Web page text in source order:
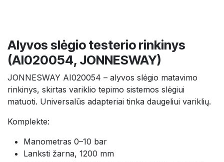
Alyvos slėgio testerio rinkinys
(AI020054, JONNESWAY)
JONNESWAY AI020054 – alyvos slėgio matavimo
rinkinys, skirtas variklio tepimo sistemos slėgiui
matuoti. Universalūs adapteriai tinka daugeliui variklių.
Komplekte:
Manometras 0–10 bar
Lanksti žarna, 1200 mm